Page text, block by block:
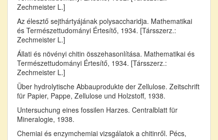
Zechmeister L.]
Az élesztő sejthártyájának polysaccharidja. Mathematikai
és Természettudományi Értesítő, 1934. [Társszerz.:
Zechmeister L.]
Állati és növényi chitin összehasonlítása. Mathematikai és
Természettudományi Értesítő, 1934. [Társszerz.:
Zechmeister L.]
Über hydrolytische Abbauprodukte der Zellulose. Zeitschrift
für Papier, Pappe, Zellulose und Holzstoff, 1938.
Untersuchung eines fossilen Harzes. Centralblatt für
Mineralogie, 1938.
Chemiai és enzymchemiai vizsgálatok a chitinről. Pécs,